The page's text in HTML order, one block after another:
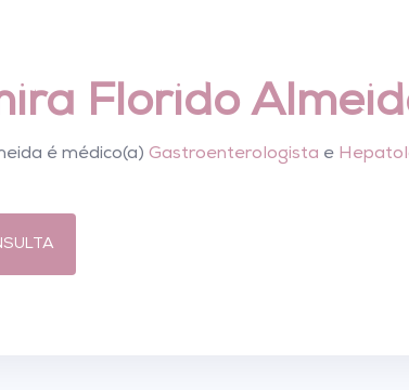
Florido
é médico(a) Gastroenterologista e